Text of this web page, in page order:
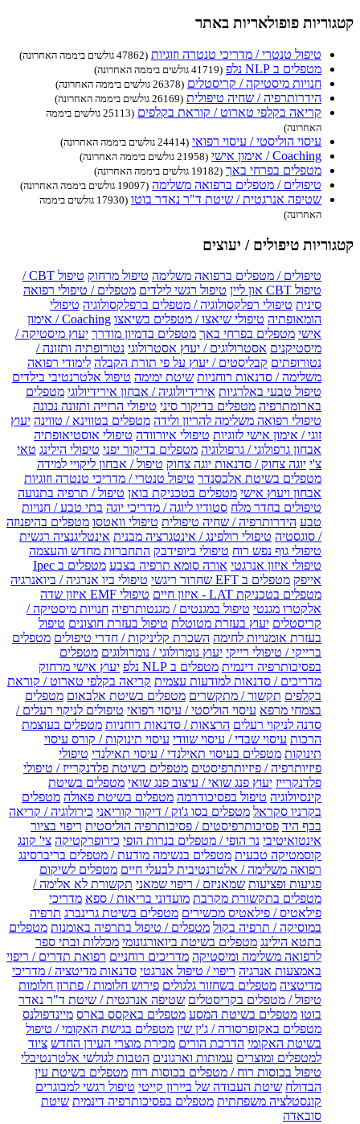
קטגוריות פופולאריות באתר
טיפול טנטרי / מדריכי טנטרה וזוגיות (47862 גולשים ביממה האחרונה)
מטפלים ב NLP נלפ (41719 גולשים ביממה האחרונה)
חנויות מיסטיקה / קריסטלים (26378 גולשים ביממה האחרונה)
הידרותרפיה / שחיה טיפולית (26169 גולשים ביממה האחרונה)
קריאה בקלפי טארוט / קוראת בקלפים
(25113 גולשים ביממה
האחרונה)
עיסוי הוליסטי / עיסוי רפואי (24414 גולשים ביממה האחרונה)
Coaching / אימון אישי (21958 גולשים ביממה האחרונה)
מטפלים בפרחי באך (19182 גולשים ביממה האחרונה)
טיפולים / מטפלים ברפואה משלימה (19097 גולשים ביממה האחרונה)
שטיפה אנרגטית / שיטת ד"ר נאדר בוטו
(17930 גולשים ביממה
האחרונה)
קטגוריות טיפולים / יעוצים
טיפולים / מטפלים ברפואה משלימה טיפול מרחוק
טיפול CBT /
טיפול CBT און ליין
טיפול רגשי לילדים מטפלים / טיפולי רפואה
סינית טיפולי רפלקסולוגיה / מטפלים ברפלקסולוגיה טיפולי
הומאופתיה טיפולי שיאצו / מטפלים בשיאצו
Coaching / אימון
אישי מטפלים בפרחי באך מטפלים בדמיון מודרך יעוץ מיסטיקה /
מיסטיקנים אסטרולוגים / יעוץ אסטרולוגי נטורופתיה ותזונה /
נטורופתים קבליסטים / יעוץ על פי תורת הקבלה לימודי רפואה
משלימה / סדנאות רוחניות שיטת ימימה טיפול אלטרנטיבי בילדים
טיפול טבעי באלרגיות אירידיולוגיה / אבחון אירידיולוגי מטפלים
בארומתרפיה מטפלים בדיקור סיני טיפולי הרזייה ותזונה נכונה
טיפולי רפואה משלימה להריון ולידה מטפלים בטווינא / טווינה יעוץ
זוגי / אימון אישי לזוגיות טיפולי איורוודה טיפולי אוסטיאופתיה
אבחון גרפולוגי / גרפולוגיה מטפלים בדיקור יפני טיפולי הילינג טאי
צ'י יוגה צחוק / סדנאות יוגה צחוק טיפול / אבחון ליקויי למידה
מטפלים בשיטת אלכסנדר טיפול טנטרי / מדריכי טנטרה וזוגיות
אבחון ויעוץ אישי מטפלים בטכניקת בואן טיפול / תרפיה בתנועה
טיפולים בחדר מלח סטודיו ליוגה / מדריכי יוגה בתי טבע / חנויות
טבע הידרותרפיה / שחיה טיפולית טיפולי וואטסו מטפלים בהיפנוזה
/ סוגסטיה טיפולי רולפינג / אינטגרציה מבנית אינטליגנציה רגשית
טיפולי גוף נפש רוח טיפולי ביופידבק התחברות מחדש והעצמה
טיפולי איזון אנרגטי אורה סומא תרפיה בצבע
מטפלים ב Ipec
אייפק מטפלים ב EFT שחרור ריגשי
טיפולי ביו אנרגיה / ביואנרגיה
מטפלים בטכניקת LAT - איזון חיים
טיפולי EMF איזון שדה
אלקטרו מגנטי טיפול במגנטים / מגנטותרפיה חנויות מיסטיקה /
קריסטלים יעוץ בעזרת מטוטלת טיפול בעזרת חוצונים טיפול
בעזרת אומנויות לחימה השכרת קליניקות / חדרי טיפולים מטפלים
ברייקי / טיפולי רייקי יעוץ נומרולוגי / נומרולוגים מטפלים
בפסיכותרפיה דינמית מטפלים ב NLP נלפ
יעוץ אישי מרחוק
מדריכים / סדנאות למודעות עצמית קריאה בקלפי טארוט / קוראת
בקלפים תקשור / מתקשרים מטפלים בשיטת אלבאום מטפלים
בצמחי מרפא עיסוי הוליסטי / עיסוי רפואי טיפולים לניקוי רעלים /
סדנה לניקוי רעלים הרצאות / סדנאות רוחניות מטפלים בעוצמת
הרכות עיסוי שבדי / עיסוי שוודי עיסוי תינוקות / קורס עיסוי
תינוקות מטפלים בעיסוי תאילנדי / עיסוי תאילנדי טיפולי
פיזיותרפיה / פיזיותרפיסטים מטפלים בשיטת פלדנקרייז / טיפולי
פלדנקרייז יעוץ פנג שואי / עיצוב פנג שואי מטפלים בשיטת
קינסיולוגיה טיפול בפסיכודרמה מטפלים בשיטת פאולה מטפלים
בקרניו סקראל מטפלים בסו ג'וק / דיקור קוריאני כירולוגיה / קריאה
בכף היד פסיכותרפיסטים / פסיכותרפיה הוליסטית ריפוי בציור
אינטואיטיבי נר הופי / מטפלים בנרות הופי כירופרקטיקה צי' קונג
קוסמטיקה טבעית מטפלים בנשימה מודעת / מטפלים בריברסינג
רפואה משלימה / אלטרנטיבית לבעלי חיים מטפלים לשיקום
פגיעות ופציעות שמאניזם / ריפוי שמאני תקשורת לא אלימה /
מטפלים בתקשורת מקרבת מועדוני בריאות / ספא מדריכי
פילאטיס / פילאטיס מכשירים מטפלים בשיטת גרינברג תרפיה
במוסיקה / תרפיה בקול מטפלים / טיפול בתרפיה באומנות מטפלים
בתטא הילינג מטפלים בשיטת ביואורגונומי מכללות ובתי ספר
לרפואה משלימה ומיסטיקה מדריכים רוחניים רפואת תדרים / ריפוי
באמצעות אנרגיה ריפוי / טיפול אנרגטי סדנאות מדיטציה / מדריכי
מדיטציה מטפלים בשחזור גלגולים פירוש חלומות / פתרון חלומות
טיפול / מטפלים בקריסטלים שטיפה אנרגטית / שיטת ד"ר נאדר
בוטו מטפלים בשיטת המסע מטפלים באקסס בארס מיינדפולנס
מטפלים באקופרסורה / ג'ין שין מטפלים בגישת האקומי / טיפול
בשיטת האקומי הדרכת הורים מכירת מוצרי העידן החדש ציוד
למטפלים ומוצרים עמותות וארגונים הטבות לגולשי אלטרנטיבלי
טיפול בכוסות רוח / מטפלים בכוסות רוח מטפלים בשיטת עין
הבדולח שיטת העבודה של ביירון קייטי טיפול רגשי למבוגרים
קונסטלציה משפחתית מטפלים בפסיכותרפיה דינמית שיטת
סובאדה